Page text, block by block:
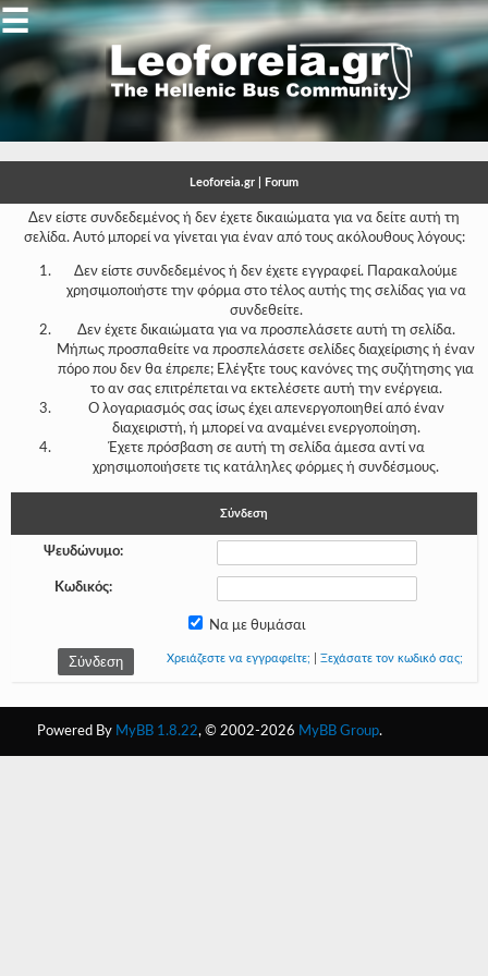
Gallery
Gallery
-
-
-
-
-
-
-
-
☰
Leoforeia.gr | Forum
Δεν είστε συνδεδεμένος ή δεν έχετε δικαιώματα για να δείτε αυτή τη
σελίδα. Αυτό μπορεί να γίνεται για έναν από τους ακόλουθους λόγους:
Δεν είστε συνδεδεμένος ή δεν έχετε εγγραφεί. Παρακαλούμε
χρησιμοποιήστε την φόρμα στο τέλος αυτής της σελίδας για να
συνδεθείτε.
Δεν έχετε δικαιώματα για να προσπελάσετε αυτή τη σελίδα.
Μήπως προσπαθείτε να προσπελάσετε σελίδες διαχείρισης ή έναν
πόρο που δεν θα έπρεπε; Ελέγξτε τους κανόνες της συζήτησης για
το αν σας επιτρέπεται να εκτελέσετε αυτή την ενέργεια.
Ο λογαριασμός σας ίσως έχει απενεργοποιηθεί από έναν
διαχειριστή, ή μπορεί να αναμένει ενεργοποίηση.
Έχετε πρόσβαση σε αυτή τη σελίδα άμεσα αντί να
χρησιμοποιήσετε τις κατάληλες φόρμες ή συνδέσμους.
Σύνδεση
Ψευδώνυμο:
Κωδικός:
Να με θυμάσαι
Χρειάζεστε να εγγραφείτε; Ξεχάσατε τον κωδικό σας;
Powered By MyBB 1.8.22, © 2002-2026 MyBB Group.